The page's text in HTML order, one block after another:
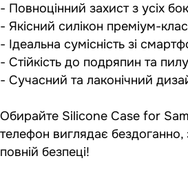
- Повноцінний захист з усіх
- Якісний силікон преміум-
- Ідеальна сумісність зі
- Стійкість до подряпин та пилу
- Сучасний та лаконічний
Обирайте Silicone Case for
телефон виглядає
повній безпеці!